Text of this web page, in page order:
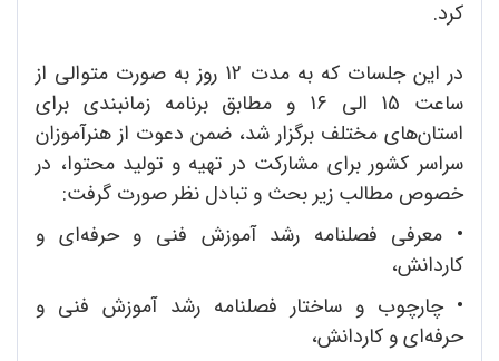
کرد.
در این جلسات که به مدت 12 روز به صورت متوالی از
ساعت 15 الی 16 و مطابق برنامه زمانبندی برای
استان‌های مختلف برگزار شد، ضمن دعوت از هنرآموزان
سراسر کشور برای مشارکت در تهیه و تولید محتوا، در
خصوص مطالب زیر بحث و تبادل نظر صورت گرفت:
• معرفی فصلنامه رشد آموزش فنی و حرفه‌ای و
کاردانش،
•چارچوب و ساختار فصلنامه رشد آموزش فنی و
حرفه‌ای و کاردانش،